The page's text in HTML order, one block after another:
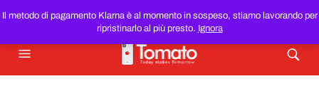
Il metodo di pagamento Klarna è al momento in sospeso, stiamo lavorando per
ripristinarlo al più presto. Ignora
SMARTPHONE E TABLET RICONDIZIONATIAL MIGLIOR
PREZZO DEL WEB!